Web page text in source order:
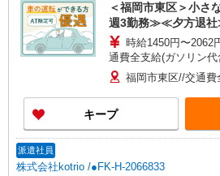
＜福岡市東区＞小さ
週3勤務≫≪夕方退
時給1450円〜
通費全支給(ガソリン代
福岡市東区//交通費
キープ
派遣社員
株式会社kotrio /●FK-H-2066833